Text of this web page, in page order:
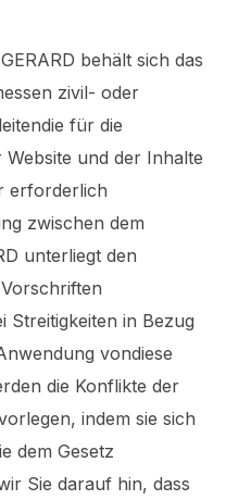
behält sich das
zivil- oder
für die
und der Inhalte
erforderlich
zwischen dem
unterliegt den
Streitigkeiten in Bezug
vondiese
die Konflikte der
indem sie sich
dem Gesetz
Sie darauf hin, dass